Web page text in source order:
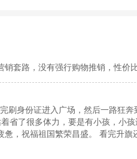
套路，没有强行购物推销，性
身份证进入广场，然后一路狂
了很多体力，要是有小孩，小
，祝福祖国繁荣昌盛。 看完升旗